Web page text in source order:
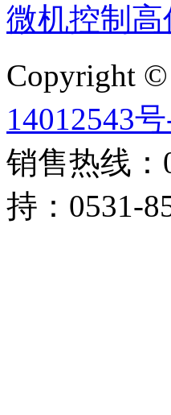
微机控制
Copyright
14012543
销售热线：
持：0531-